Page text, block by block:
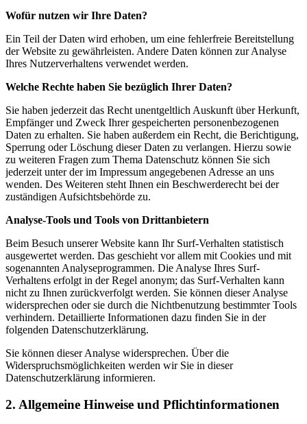
Wofür nutzen wir Ihre Daten?
Ein Teil der Daten wird erhoben, um eine fehlerfreie Bereitstellung
der Website zu gewährleisten. Andere Daten können zur Analyse
Ihres Nutzerverhaltens verwendet werden.
Welche Rechte haben Sie bezüglich Ihrer Daten?
Sie haben jederzeit das Recht unentgeltlich Auskunft über Herkunft,
Empfänger und Zweck Ihrer gespeicherten personenbezogenen
Daten zu erhalten. Sie haben außerdem ein Recht, die Berichtigung,
Sperrung oder Löschung dieser Daten zu verlangen. Hierzu sowie
zu weiteren Fragen zum Thema Datenschutz können Sie sich
jederzeit unter der im Impressum angegebenen Adresse an uns
wenden. Des Weiteren steht Ihnen ein Beschwerderecht bei der
zuständigen Aufsichtsbehörde zu.
Analyse-Tools und Tools von Drittanbietern
Beim Besuch unserer Website kann Ihr Surf-Verhalten statistisch
ausgewertet werden. Das geschieht vor allem mit Cookies und mit
sogenannten Analyseprogrammen. Die Analyse Ihres Surf-
Verhaltens erfolgt in der Regel anonym; das Surf-Verhalten kann
nicht zu Ihnen zurückverfolgt werden. Sie können dieser Analyse
widersprechen oder sie durch die Nichtbenutzung bestimmter Tools
verhindern. Detaillierte Informationen dazu finden Sie in der
folgenden Datenschutzerklärung.
Sie können dieser Analyse widersprechen. Über die
Widerspruchsmöglichkeiten werden wir Sie in dieser
Datenschutzerklärung informieren.
2. Allgemeine Hinweise und Pflichtinformationen